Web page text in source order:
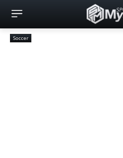
Soccer